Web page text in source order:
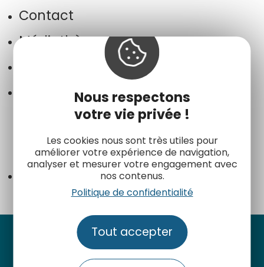
Nous respectons
votre vie privée !
Les cookies nous sont très utiles pour
améliorer votre expérience de navigation,
analyser et mesurer votre engagement avec
nos contenus.
Politique de confidentialité
Tout accepter
Contact
Médiathèque
Emplois et stages
Informations légales
Plan du site
Données personnelles et cookies
Campagnes radio 2025
Suivez-nous